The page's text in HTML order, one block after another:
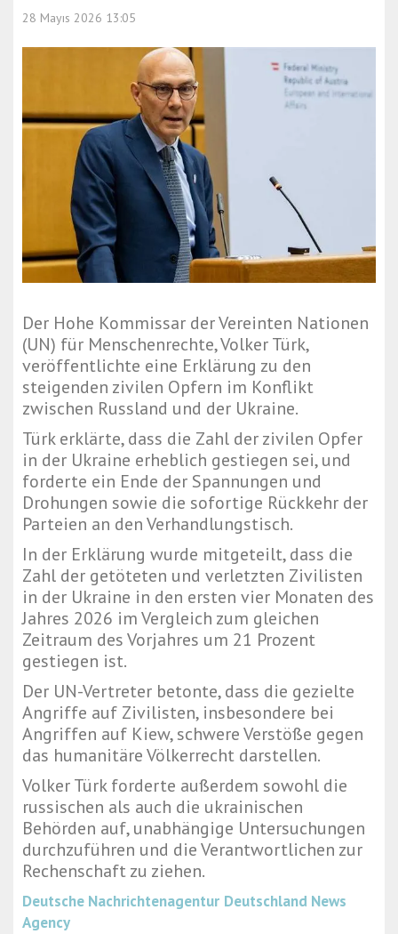
28 Mayıs 2026 13:05
Der Hohe Kommissar der Vereinten Nationen
(UN) für Menschenrechte, Volker Türk,
veröffentlichte eine Erklärung zu den
steigenden zivilen Opfern im Konflikt
zwischen Russland und der Ukraine.
Türk erklärte, dass die Zahl der zivilen Opfer
in der Ukraine erheblich gestiegen sei, und
forderte ein Ende der Spannungen und
Drohungen sowie die sofortige Rückkehr der
Parteien an den Verhandlungstisch.
In der Erklärung wurde mitgeteilt, dass die
Zahl der getöteten und verletzten Zivilisten
in der Ukraine in den ersten vier Monaten des
Jahres 2026 im Vergleich zum gleichen
Zeitraum des Vorjahres um 21 Prozent
gestiegen ist.
Der UN-Vertreter betonte, dass die gezielte
Angriffe auf Zivilisten, insbesondere bei
Angriffen auf Kiew, schwere Verstöße gegen
das humanitäre Völkerrecht darstellen.
Volker Türk forderte außerdem sowohl die
russischen als auch die ukrainischen
Behörden auf, unabhängige Untersuchungen
durchzuführen und die Verantwortlichen zur
Rechenschaft zu ziehen.
Deutsche Nachrichtenagentur Deutschland News
Agency